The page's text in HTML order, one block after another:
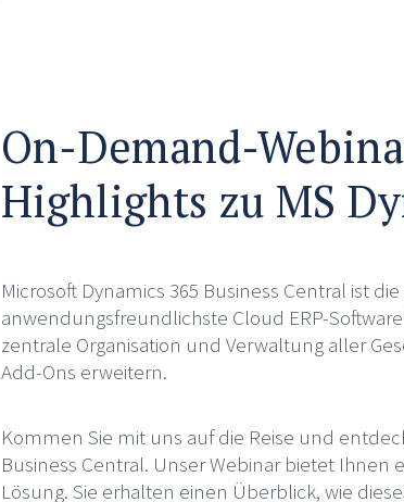
On-Demand-
Highlights zu MS
Microsoft Dynamics 365 Business Central ist
anwendungsfreundlichste Cloud ERP-
zentrale Organisation und Verwaltung aller
Add-Ons erweitern.
Kommen Sie mit uns auf die Reise und
Business Central. Unser Webinar bietet
Lösung. Sie erhalten einen Überblick, wie